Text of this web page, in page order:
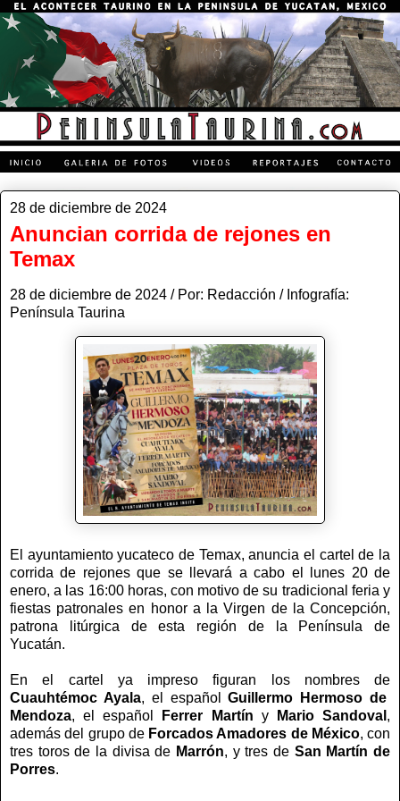
28 de diciembre de 2024
Anuncian corrida de rejones en
Temax
28 de diciembre de 2024 / Por: Redacción / Infografía:
Península Taurina
El ayuntamiento yucateco de Temax, anuncia el cartel de la
corrida de rejones que se llevará a cabo el lunes 20 de
enero, a las 16:00 horas, con motivo de su tradicional feria y
fiestas patronales en honor a la Virgen de la Concepción,
patrona litúrgica de esta región de la Península de
Yucatán.
En el cartel ya impreso figuran los nombres de
Cuauhtémoc Ayala, el españolGuillermo Hermoso de
Mendoza, el español Ferrer Martín y Mario Sandoval ,
además del grupo de Forcados Amadores de México, con
tres toros de la divisa de Marrón, y tres de San Martín de
Porres.